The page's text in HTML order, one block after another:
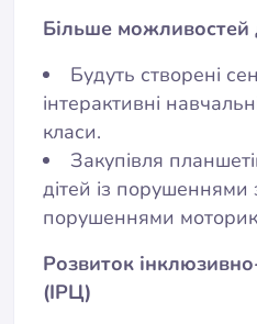
Більше можливостей
Будуть створені
інтерактивні
класи.
Закупівля
дітей із порушеннями
порушеннями
Розвиток
(ІРЦ)